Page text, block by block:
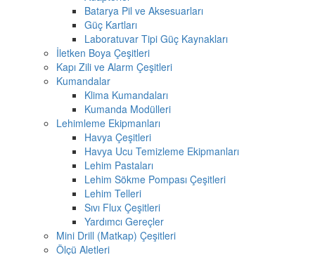
Batarya Pil ve Aksesuarları
Güç Kartları
Laboratuvar Tipi Güç Kaynakları
İletken Boya Çeşitleri
Kapı Zili ve Alarm Çeşitleri
Kumandalar
Klima Kumandaları
Kumanda Modülleri
Lehimleme Ekipmanları
Havya Çeşitleri
Havya Ucu Temizleme Ekipmanları
Lehim Pastaları
Lehim Sökme Pompası Çeşitleri
Lehim Telleri
Sıvı Flux Çeşitleri
Yardımcı Gereçler
Mini Drill (Matkap) Çeşitleri
Ölçü Aletleri